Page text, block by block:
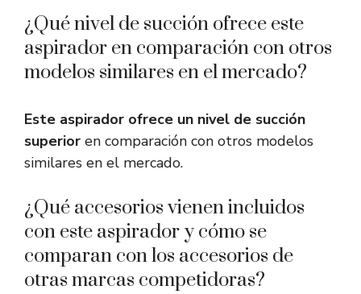
¿Qué nivel de succión ofrece este
aspirador en comparación con otros
modelos similares en el mercado?
Este aspirador ofrece un nivel de succión
superior en comparación con otros modelos
similares en el mercado.
¿Qué accesorios vienen incluidos
con este aspirador y cómo se
comparan con los accesorios de
otras marcas competidoras?